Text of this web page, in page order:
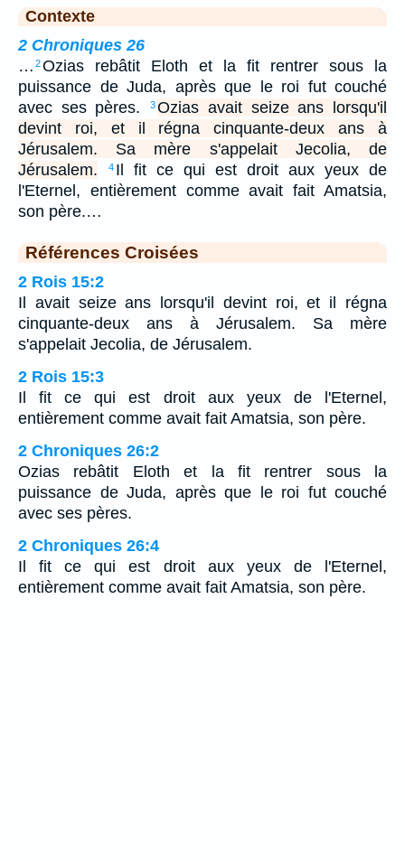
Contexte
2 Chroniques 26
… 2Ozias rebâtit Eloth et la fit rentrer sous la
puissance de Juda, après que le roi fut couché
avec ses pères.
3Ozias avait seize ans lorsqu'il
devint roi, et il régna cinquante-deux ans à
Jérusalem. Sa mère s'appelait Jecolia, de
Jérusalem.
4 Il fit ce qui est droit aux yeux de
l'Eternel, entièrement comme avait fait Amatsia,
son père.…
Références Croisées
2 Rois 15:2
Il avait seize ans lorsqu'il devint roi, et il régna
cinquante-deux ans à Jérusalem. Sa mère
s'appelait Jecolia, de Jérusalem.
2 Rois 15:3
Il fit ce qui est droit aux yeux de l'Eternel,
entièrement comme avait fait Amatsia, son père.
2 Chroniques 26:2
Ozias rebâtit Eloth et la fit rentrer sous la
puissance de Juda, après que le roi fut couché
avec ses pères.
2 Chroniques 26:4
Il fit ce qui est droit aux yeux de l'Eternel,
entièrement comme avait fait Amatsia, son père.